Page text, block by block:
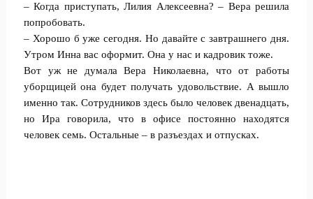
– Когда приступать, Лилия Алексеевна? – Вера решила
попробовать.
– Хорошо б уже сегодня. Но давайте с завтрашнего дня.
Утром Инна вас оформит. Она у нас и кадровик тоже.
Вот уж не думала Вера Николаевна, что от работы
уборщицей она будет получать удовольствие. А вышло
именно так. Сотрудников здесь было человек двенадцать,
но Ира говорила, что в офисе постоянно находятся
человек семь. Остальные – в разъездах и отпусках.